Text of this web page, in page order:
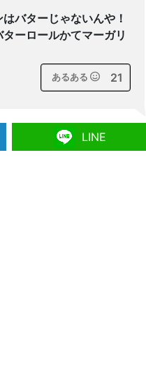
バターじゃないんや！
ーロールかてマーガリ
あるある 21
LINE